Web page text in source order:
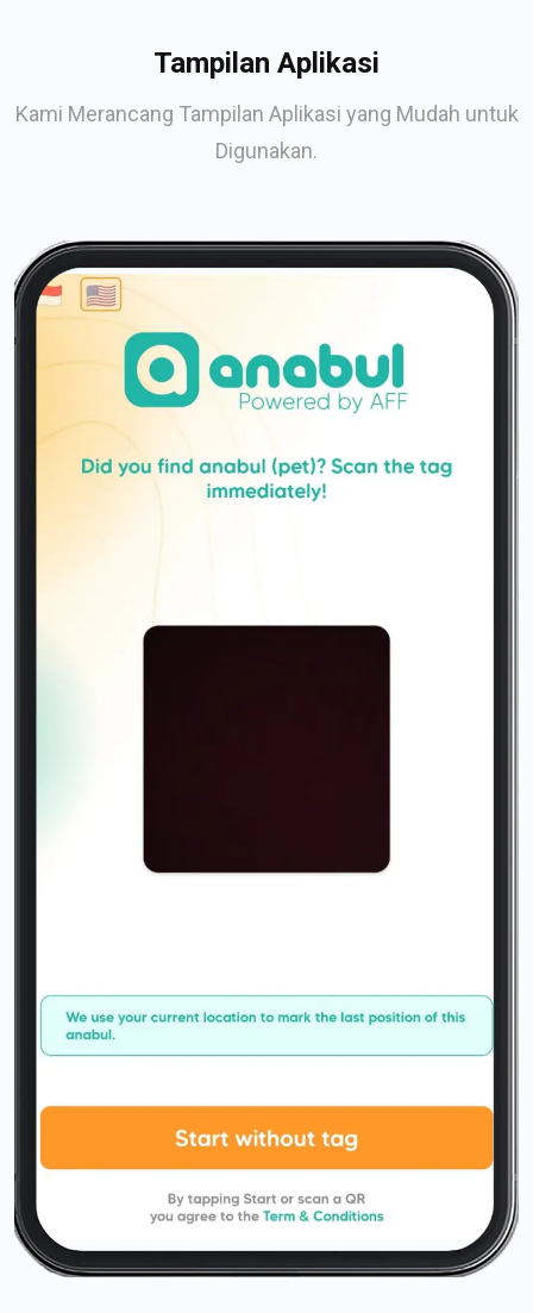
Tampilan Aplikasi
Kami Merancang Tampilan Aplikasi yang Mudah untuk
Digunakan.